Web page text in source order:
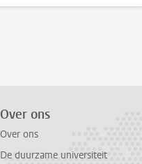
Over ons
Over ons
De duurzame universiteit